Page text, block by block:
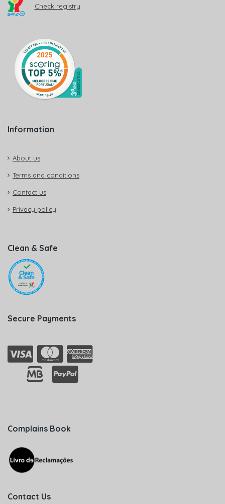
Check registry
Information
About us
Terms and conditions
Contact us
Privacy policy
Clean & Safe
Secure Payments
Complains Book
Contact Us